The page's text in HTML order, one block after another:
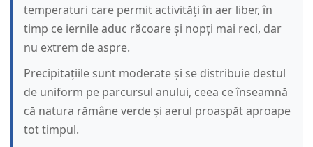
temperaturi care permit activități în aer liber, în
timp ce iernile aduc răcoare și nopți mai reci, dar
nu extrem de aspre.
Precipitațiile sunt moderate și se distribuie destul
de uniform pe parcursul anului, ceea ce înseamnă
că natura rămâne verde și aerul proaspăt aproape
tot timpul.